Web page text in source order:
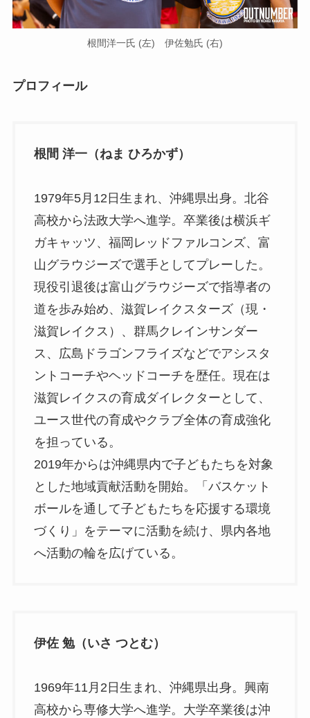
根間洋一氏 (左) 伊佐勉氏 (右)
プロフィール
根間 洋一（ねま ひろかず）
1979年5月12日生まれ、沖縄県出身。北谷
高校から法政大学へ進学。卒業後は横浜ギ
ガキャッツ、福岡レッドファルコンズ、富
山グラウジーズで選手としてプレーした。
現役引退後は富山グラウジーズで指導者の
道を歩み始め、滋賀レイクスターズ（現・
滋賀レイクス）、群馬クレインサンダー
ス、広島ドラゴンフライズなどでアシスタ
ントコーチやヘッドコーチを歴任。現在は
滋賀レイクスの育成ダイレクターとして、
ユース世代の育成やクラブ全体の育成強化
を担っている。
2019年からは沖縄県内で子どもたちを対象
とした地域貢献活動を開始。「バスケット
ボールを通して子どもたちを応援する環境
づくり」をテーマに活動を続け、県内各地
へ活動の輪を広げている。
伊佐 勉（いさ つとむ）
1969年11月2日生まれ、沖縄県出身。興南
高校から専修大学へ進学。大学卒業後は沖